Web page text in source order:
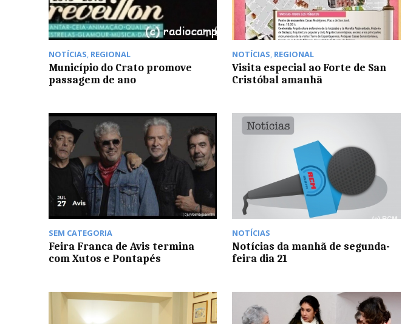
NOTÍCIAS, REGIONAL
Município do Crato promove
passagem de ano
NOTÍCIAS, REGIONAL
Visita especial ao Forte de San
Cristóbal amanhã
SEM CATEGORIA
Feira Franca de Avis termina
com Xutos e Pontapés
NOTÍCIAS
Notícias da manhã de segunda-
feira dia 21